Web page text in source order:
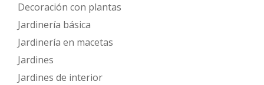
Decoración con plantas
Jardinería básica
Jardinería en macetas
Jardines
Jardines de interior